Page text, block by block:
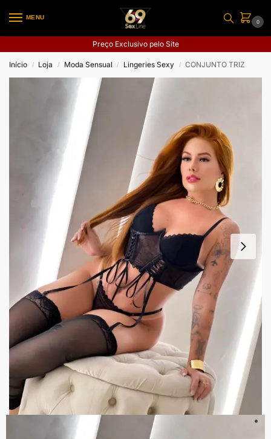
MENU
0
Preço Exclusivo pelo Site
Início / Loja / Moda Sensual / Lingeries Sexy / CONJUNTO TRIZ